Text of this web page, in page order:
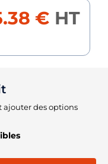
€ HT
ajouter des options